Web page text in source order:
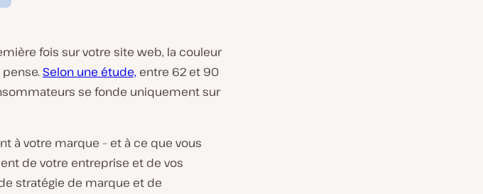
fois sur votre site web, la couleur
Selon une étude, entre 62 et 90
se fonde uniquement sur
à votre marque – et à ce que vous
de votre entreprise et de vos
stratégie de marque et de